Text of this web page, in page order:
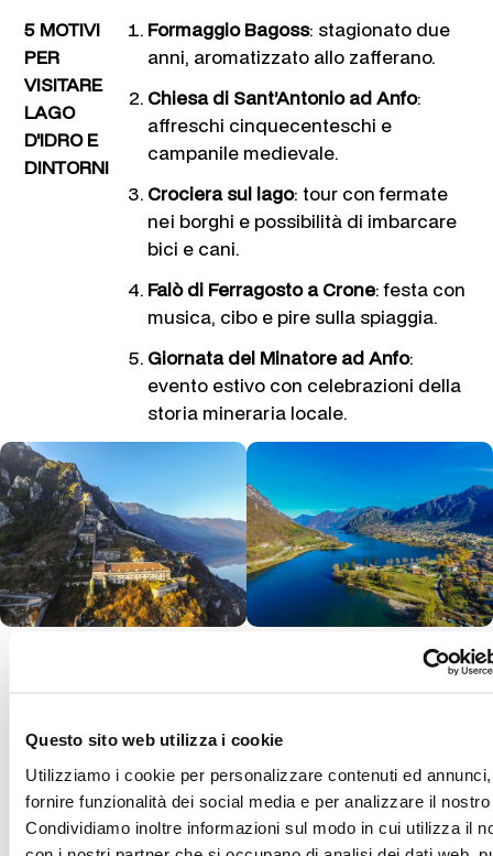
Questo sito web utilizza i cookie
Utilizziamo i cookie per personalizzare contenuti ed
fornire funzionalità dei social media e per analizzare il
Condividiamo inoltre informazioni sul modo in cui utilizza il
5 MOTIVI
PER
VISITARE
LAGO
D'IDRO E
DINTORNI
Formaggio Bagoss: stagionato due
anni, aromatizzato allo zafferano.
Chiesa di Sant’Antonio ad Anfo:
affreschi cinquecenteschi e
campanile medievale.
Crociera sul lago: tour con fermate
nei borghi e possibilità di imbarcare
bici e cani.
Falò di Ferragosto a Crone: festa con
musica, cibo e pire sulla spiaggia.
Giornata del Minatore ad Anfo:
evento estivo con celebrazioni della
storia mineraria locale.
nella zona nord, a Ponte Caffaro, anche
per il kitesurf.
Le mattine, invece, sono calme e